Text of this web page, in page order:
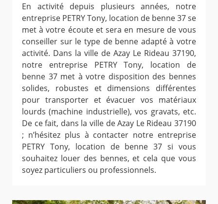
En activité depuis plusieurs années, notre
entreprise PETRY Tony, location de benne 37 se
met à votre écoute et sera en mesure de vous
conseiller sur le type de benne adapté à votre
activité. Dans la ville de Azay Le Rideau 37190,
notre entreprise PETRY Tony, location de
benne 37 met à votre disposition des bennes
solides, robustes et dimensions différentes
pour transporter et évacuer vos matériaux
lourds (machine industrielle), vos gravats, etc.
De ce fait, dans la ville de Azay Le Rideau 37190
; n’hésitez plus à contacter notre entreprise
PETRY Tony, location de benne 37 si vous
souhaitez louer des bennes, et cela que vous
soyez particuliers ou professionnels.